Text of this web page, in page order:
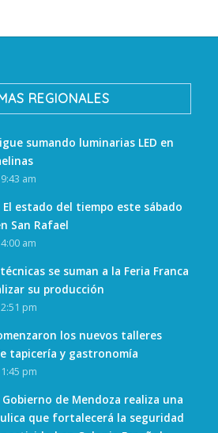
REGIONALES
sumando luminarias LED en
am
El estado del tiempo este sábado
San Rafael
am
se suman a la Feria Franca
su producción
pm
los nuevos talleres
tapicería y gastronomía
pm
Gobierno de Mendoza realiza una
que fortalecerá la seguridad